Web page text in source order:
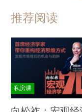
推荐阅读
私房课